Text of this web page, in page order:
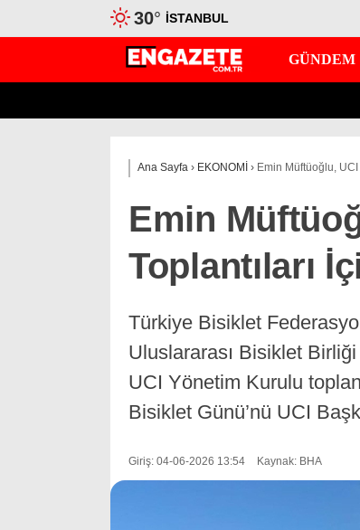
30° İSTANBUL
GÜNDEM
Ana Sayfa › EKONOMİ › Emin Müftüoğlu,
Emin
Toplantıları
Türkiye Bisiklet
Uluslararası Bisiklet
UCI Yönetim Kurulu
Bisiklet Günü’nü UCI
Giriş: 04-06-2026 13:54 Kaynak: BHA